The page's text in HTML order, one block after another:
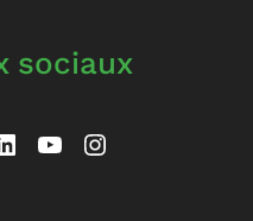
sociaux
YouTubeInstagram